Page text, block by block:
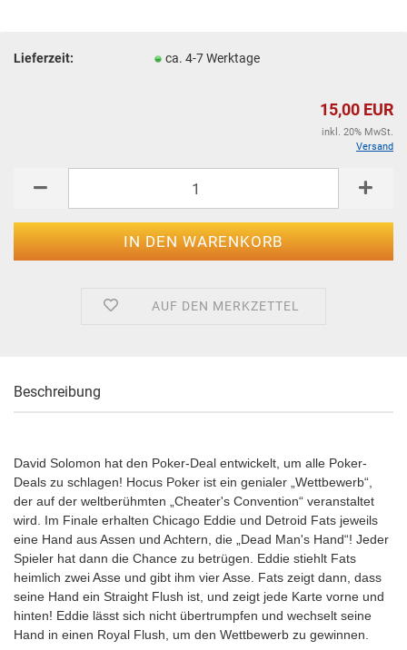
Lieferzeit: ca. 4-7 Werktage
15,00 EUR
inkl. 20% MwSt.
Versand
AUF DEN MERKZETTEL
Beschreibung
David Solomon hat den Poker-Deal entwickelt, um alle Poker-
Deals zu schlagen! Hocus Poker ist ein genialer „Wettbewerb“,
der auf der weltberühmten „Cheater's Convention“ veranstaltet
wird. Im Finale erhalten Chicago Eddie und Detroid Fats jeweils
eine Hand aus Assen und Achtern, die „Dead Man's Hand“! Jeder
Spieler hat dann die Chance zu betrügen. Eddie stiehlt Fats
heimlich zwei Asse und gibt ihm vier Asse. Fats zeigt dann, dass
seine Hand ein Straight Flush ist, und zeigt jede Karte vorne und
hinten! Eddie lässt sich nicht übertrumpfen und wechselt seine
Hand in einen Royal Flush, um den Wettbewerb zu gewinnen.